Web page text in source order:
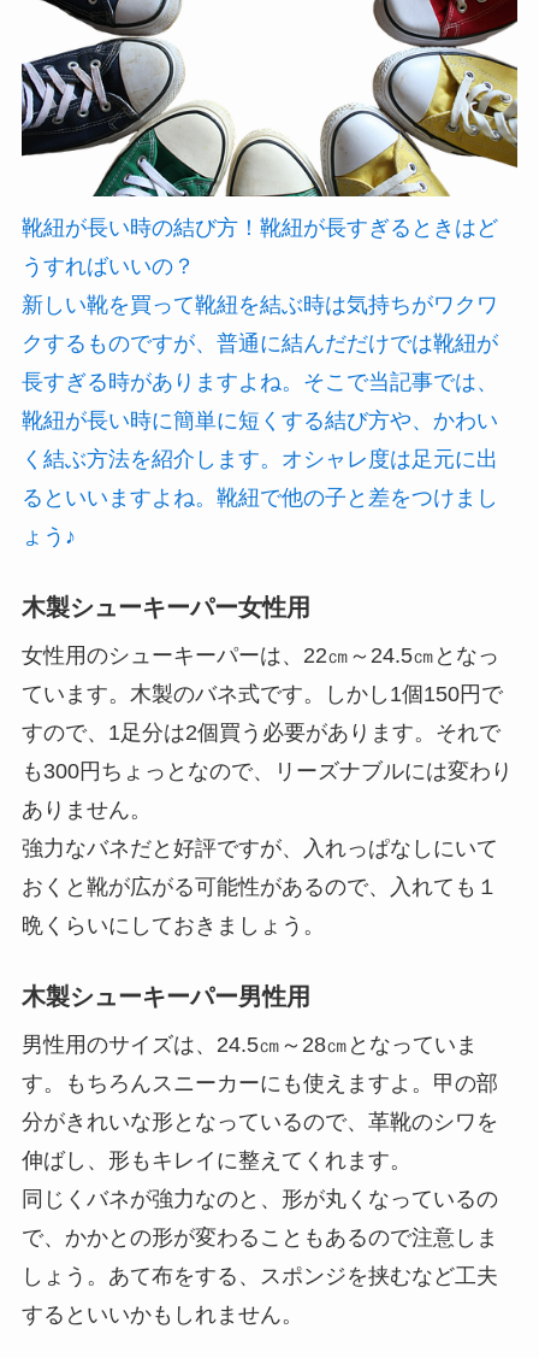
靴紐が長い時の結び方！靴紐が長すぎるときはど
うすればいいの？
新しい靴を買って靴紐を結ぶ時は気持ちがワクワ
クするものですが、普通に結んだだけでは靴紐が
長すぎる時がありますよね。そこで当記事では、
靴紐が長い時に簡単に短くする結び方や、かわい
く結ぶ方法を紹介します。オシャレ度は足元に出
るといいますよね。靴紐で他の子と差をつけまし
ょう♪
木製シューキーパー女性用
女性用のシューキーパーは、22㎝～24.5㎝ となっ
ています。 木製のバネ式です。しかし1個150円で
すので、1足分は2個買う必要があります。それで
も300円ちょっとなので、リーズナブルには変わり
ありません。
強力なバネだと好評ですが、入れっぱなしにいて
おくと靴が広がる可能性があるので、入れても１
晩くらいにしておきましょう。
木製シューキーパー男性用
男性用のサイズは、24.5㎝～28㎝ となっていま
す。もちろんスニーカーにも使えますよ。甲の部
分がきれいな形となっているので、革靴のシワを
伸ばし、形もキレイに整えてくれます。
同じくバネが強力なのと、形が丸くなっているの
で、かかとの形が変わることもあるので注意しま
しょう。あて布をする、スポンジを挟むなど工夫
するといいかもしれません。